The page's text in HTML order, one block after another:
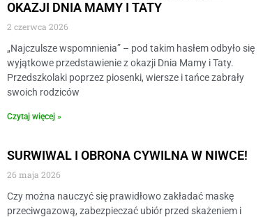
OKAZJI DNIA MAMY I TATY
2 czerwca 2026
„Najczulsze wspomnienia” – pod takim hasłem odbyło się
wyjątkowe przedstawienie z okazji Dnia Mamy i Taty.
Przedszkolaki poprzez piosenki, wiersze i tańce zabrały
swoich rodziców
Czytaj więcej »
SURWIWAL I OBRONA CYWILNA W NIWCE!
26 maja 2026
Czy można nauczyć się prawidłowo zakładać maskę
przeciwgazową, zabezpieczać ubiór przed skażeniem i